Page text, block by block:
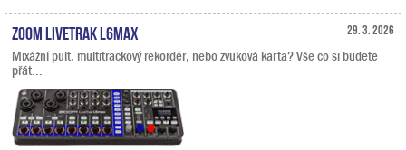
29. 3. 2026
Zoom LiveTrak L6max
Mixážní pult, multitrackový rekordér, nebo zvuková karta? Vše co si budete
přát...